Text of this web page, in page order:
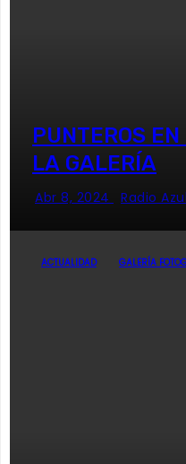
PUNTEROS
LA GALERÍA
Abr 8, 2024 Radio
ACTUALIDAD GALERÍA